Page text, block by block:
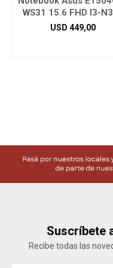
WS31 15.6 FHD I3-
8GB
USD 449,00
Suscríbete
Recibe todas las
Contacto